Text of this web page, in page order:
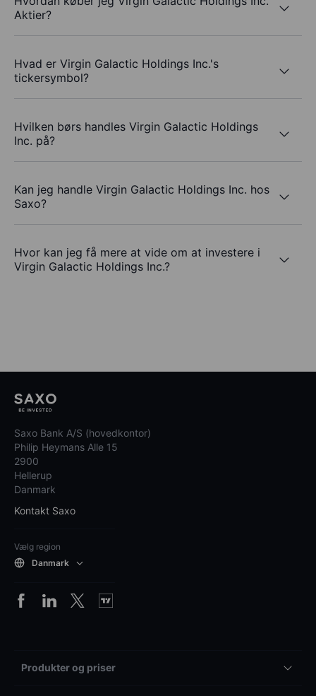
Aktier?
Hvad er Virgin Galactic Holdings Inc.'s
tickersymbol?
Hvilken børs handles Virgin Galactic Holdings
Inc. på?
Kan jeg handle Virgin Galactic Holdings Inc. hos
Saxo?
Hvor kan jeg få mere at vide om at investere i
Virgin Galactic Holdings Inc.?
Saxo Bank A/S (hovedkontor)
Philip Heymans Alle 15
2900
Hellerup
Danmark
Kontakt Saxo
Vælg region
Danmark
Produkter og priser